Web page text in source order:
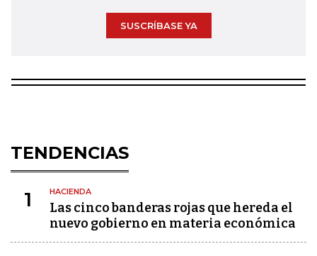
SUSCRÍBASE YA
TENDENCIAS
1 HACIENDA
Las cinco banderas rojas que hereda el
nuevo gobierno en materia económica